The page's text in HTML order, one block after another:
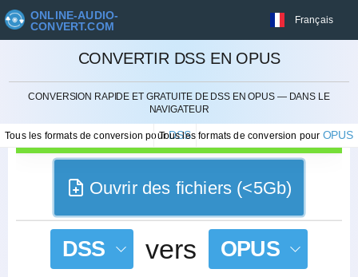
ONLINE-AUDIO-
CONVERT.COM
Français
CONVERTIR DSS EN OPUS
CONVERSION RAPIDE ET GRATUITE DE DSS EN OPUS — DANS LE
NAVIGATEUR
Tous les formats de conversion pourDSS
Tous les formats de conversion pour OPUS
Ouvrir des fichiers (<5Gb)
DSS vers OPUS